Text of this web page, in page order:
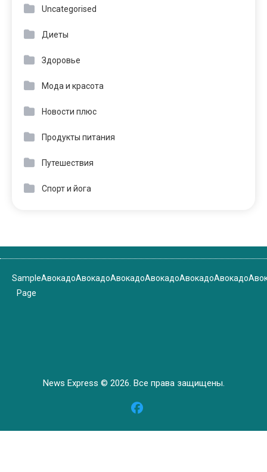
Uncategorised
Диеты
Здоровье
Мода и красота
Новости плюс
Продукты питания
Путешествия
Спорт и йога
Sample
Page
АвокадоАвокадоАвокадоАвокадоАвокадоАвокадо
News Express © 2026. Все права защищены.